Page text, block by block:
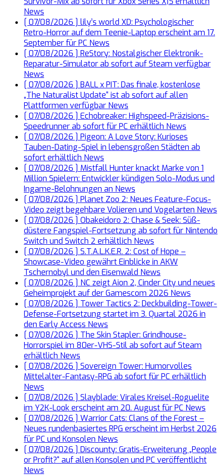
News
[ 07/08/2026 ] lily’s world XD: Psychologischer
Retro-Horror auf dem Teenie-Laptop erscheint am 17.
September für PC News
[ 07/08/2026 ] ReStory: Nostalgischer Elektronik-
Reparatur-Simulator ab sofort auf Steam verfügbar
News
[ 07/08/2026 ] BALL x PIT: Das finale, kostenlose
„The Naturalist Update“ ist ab sofort auf allen
Plattformen verfügbar News
[ 07/08/2026 ] Echobreaker: Highspeed-Präzisions-
Speedrunner ab sofort für PC erhältlich News
[ 07/08/2026 ] Pigeon: A Love Story: Kurioses
Tauben-Dating-Spiel in lebensgroßen Städten ab
sofort erhältlich News
[ 07/08/2026 ] Mistfall Hunter knackt Marke von 1
Million Spielern: Entwickler kündigen Solo-Modus und
Ingame-Belohnungen an News
[ 07/08/2026 ] Planet Zoo 2: Neues Feature-Focus-
Video zeigt begehbare Volieren und Vogelarten News
[ 07/08/2026 ] Obakeidoro 2: Chase & Seek: Süß-
düstere Fangspiel-Fortsetzung ab sofort für Nintendo
Switch und Switch 2 erhältlich News
[ 07/08/2026 ] S.T.A.L.K.E.R. 2: Cost of Hope –
Showcase-Video gewährt Einblicke in AKW
Tschernobyl und den Eisenwald News
[ 07/08/2026 ] NC zeigt Aion 2, Cinder City und neues
Geheimprojekt auf der Gamescom 2026 News
[ 07/08/2026 ] Tower Tactics 2: Deckbuilding-Tower-
Defense-Fortsetzung startet im 3. Quartal 2026 in
den Early Access News
[ 07/08/2026 ] The Skin Stapler: Grindhouse-
Horrorspiel im 80er-VHS-Stil ab sofort auf Steam
erhältlich News
[ 07/08/2026 ] Sovereign Tower: Humorvolles
Mittelalter-Fantasy-RPG ab sofort für PC erhältlich
News
[ 07/08/2026 ] Slayblade: Virales Kreisel-Roguelite
im Y2K-Look erscheint am 20. August für PC News
[ 07/08/2026 ] Warrior Cats: Clans of the Forest –
Neues rundenbasiertes RPG erscheint im Herbst 2026
für PC und Konsolen News
[ 07/08/2026 ] Discounty: Gratis-Erweiterung „People
or Profit?“ auf allen Konsolen und PC veröffentlicht
News